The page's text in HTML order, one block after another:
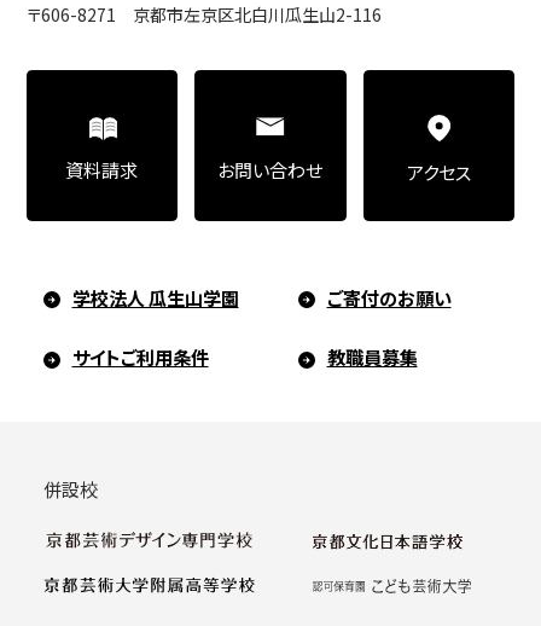
〒606-8271 京都市左京区北白川瓜生山2-116
学校法人 瓜生山学園 ご寄付のお願い
サイトご利用条件 教職員募集
資料請求 お問い合わせ アクセス
併設校